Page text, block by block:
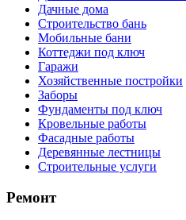
Дачные дома
Строительство бань
Мобильные бани
Коттеджи под ключ
Гаражи
Хозяйственные постройки
Заборы
Фундаменты под ключ
Кровельные работы
Фасадные работы
Деревянные лестницы
Строительные услуги
Ремонт